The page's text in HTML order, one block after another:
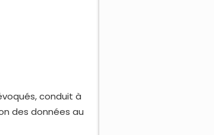
conduit à
des données au